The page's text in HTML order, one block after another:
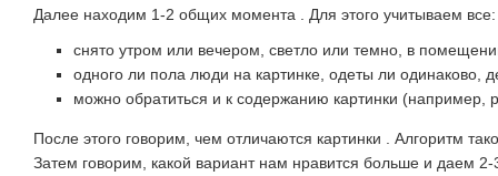
Далее находим 1-2 общих момента . Для этого учитываем все:
снято утром или вечером, светло или темно, в
одного ли пола люди на картинке, одеты ли одинаково,
можно обратиться и к содержанию картинки (например,
После этого говорим, чем отличаются картинки . Алгоритм
Затем говорим, какой вариант нам нравится больше и даем 2-